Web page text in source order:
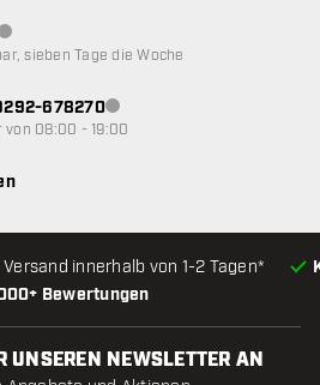
Bewertungen
Versand innerhalb von 1-2 Tagen*
nicht verfügbar
sieben Tage die Woche
678270Kundenservice nicht
08:00 - 19:00
UNSEREN NEWSLETTER AN